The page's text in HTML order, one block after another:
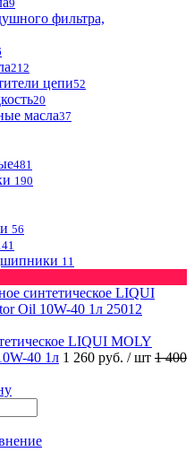
9
фильтра,
212
цепи52
20
масла37
481
190
56
11
LIQUI MOLY
40 1л 1 260 руб. / шт 1 400